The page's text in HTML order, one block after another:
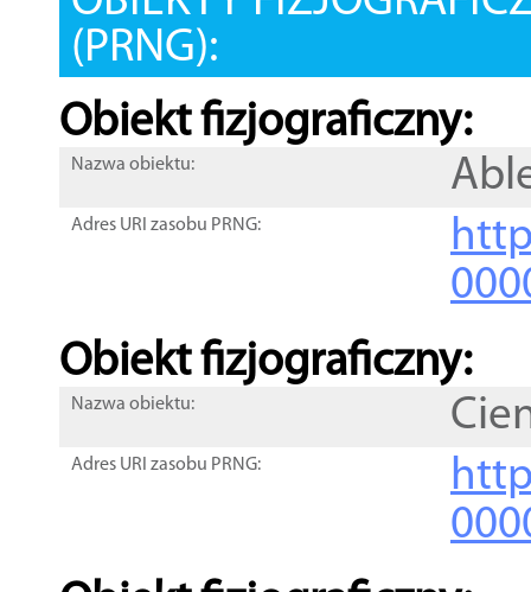
(PRNG):
Obiekt fizjograficzny:
Nazwa obiektu:
Adres URI zasobu PRNG:
Obiekt fizjograficzny:
Nazwa obiektu:
Adres URI zasobu PRNG: